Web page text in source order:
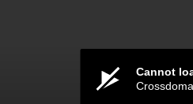
Cannot